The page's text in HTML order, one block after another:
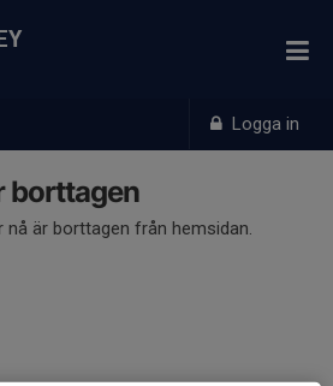
Logga in
borttagen
är borttagen från hemsidan.